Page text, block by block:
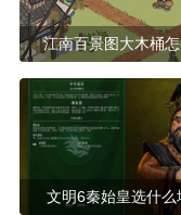
江南百景图大木桶
文明6秦始皇选什么